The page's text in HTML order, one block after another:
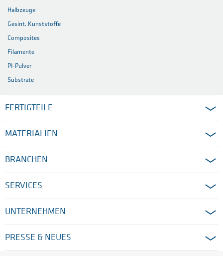
Halbzeuge
Gesint. Kunststoffe
Composites
Filamente
PI-Pulver
Substrate
FERTIGTEILE
MATERIALIEN
BRANCHEN
SERVICES
UNTERNEHMEN
PRESSE & NEUES